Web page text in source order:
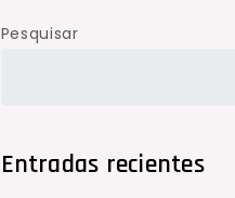
Pesquisar
Entradas recientes